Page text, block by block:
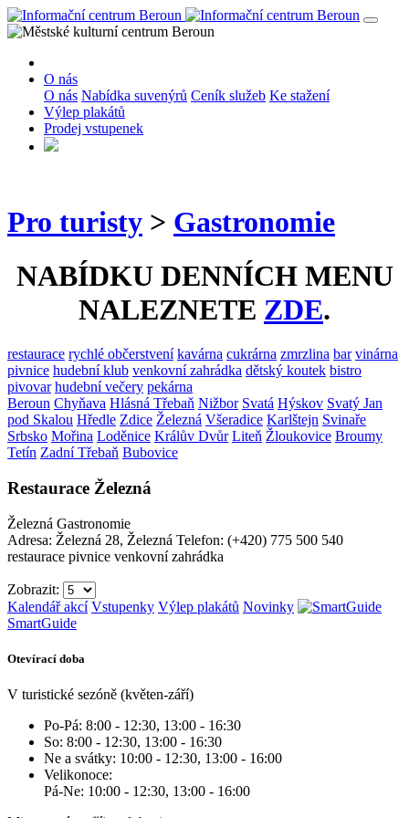
O nás
O nás Nabídka suvenýrů Ceník služeb Ke stažení
Výlep plakátů
Prodej vstupenek
Pro turisty > Gastronomie
NABÍDKU DENNÍCH MENU
NALEZNETE ZDE.
restaurace rychlé občerstvení kavárna cukrárna zmrzlina bar vinárna
pivnice hudební klub venkovní zahrádka dětský koutek bistro
pivovar hudební večery pekárna
Beroun Chyňava Hlásná Třebaň Nižbor Svatá Hýskov Svatý Jan
pod Skalou Hředle Zdice Železná Všeradice Karlštejn Svinaře
Srbsko Mořina Loděnice Králův Dvůr Liteň Žloukovice Broumy
Tetín Zadní Třebaň Bubovice
Restaurace Železná
Železná Gastronomie
Adresa: Železná 28, Železná Telefon: (+420) 775 500 540
restaurace pivnice venkovní zahrádka
Zobrazit:
Kalendář akcí Vstupenky Výlep plakátů Novinky
SmartGuide
Otevírací doba
V turistické sezóně (květen-září)
Po-Pá: 8:00 - 12:30, 13:00 - 16:30
So: 8:00 - 12:30, 13:00 - 16:30
Ne a svátky: 10:00 - 12:30, 13:00 - 16:00
Velikonoce:
Pá-Ne: 10:00 - 12:30, 13:00 - 16:00